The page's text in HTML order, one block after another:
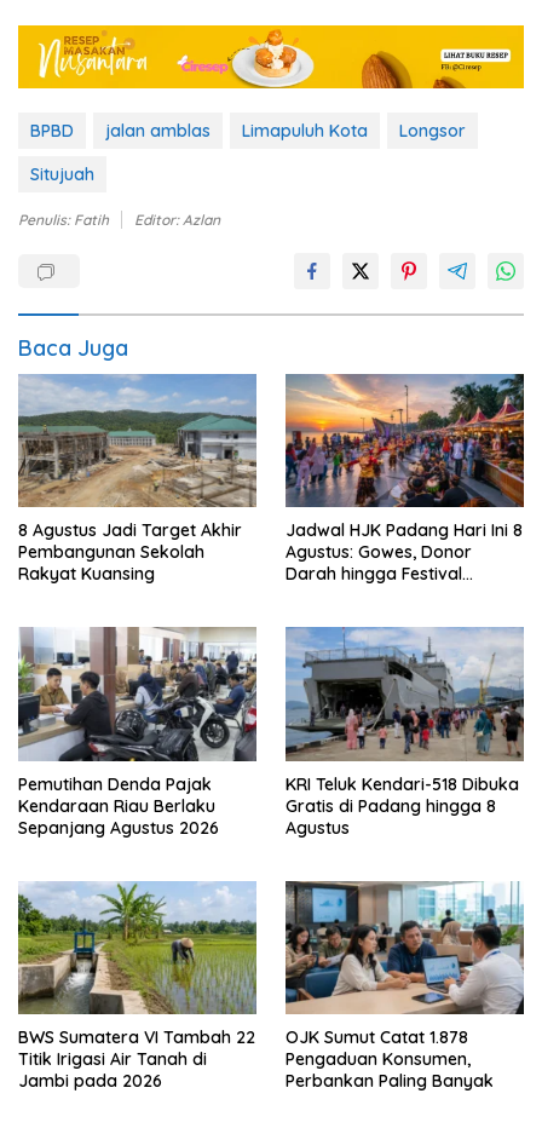
BPBD jalan amblas Limapuluh Kota
Longsor
Situjuah
Penulis: Fatih Editor: Azlan
Baca Juga
8 Agustus Jadi Target Akhir
Pembangunan Sekolah
Rakyat Kuansing
Jadwal HJK Padang Hari Ini 8
Agustus: Gowes, Donor
Darah hingga Festival
Pemutihan Denda Pajak
Kendaraan Riau Berlaku
Sepanjang Agustus 2026
KRI Teluk Kendari-518 Dibuka
Gratis di Padang hingga 8
Agustus
BWS Sumatera VI Tambah 22
Titik Irigasi Air Tanah di
Jambi pada 2026
OJK Sumut Catat 1.878
Pengaduan Konsumen,
Perbankan Paling Banyak